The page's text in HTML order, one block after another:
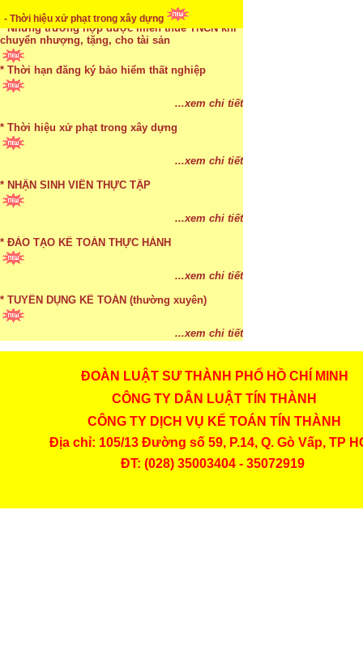
- Thời hiệu xử phạt trong xây dựng
...xem chi tiết
* Những trường hợp được miễn thuế TNCN khi
chuyển nhượng, tặng, cho tài sản
theo pháp luật
...xem chi tiết
* Thời hạn đăng ký bảo hiểm thất nghiệp
* Thời hiệu xử phạt trong xây dựng
* NHẬN SINH VIÊN THỰC TẬP
* ĐÀO TẠO KẾ TOÁN THỰC HÀNH
...xem chi tiết
* TUYỂN DỤNG KẾ TOÁN (thường xuyên)
...xem chi tiết
* Cách chọn màu phù hợp theo phong thuỷ
...xem chi tiết
* Mức phạt khi chậm nộp báo cáo thuế
...xem chi tiết
ĐOÀN LUẬT SƯ THÀNH PHỐ HỒ CHÍ MINH
CÔNG TY DÂN LUẬT TÍN THÀNH
CÔNG TY DỊCH VỤ KẾ TOÁN TÍN THÀNH
Địa chỉ: 105/13 Đường số 59, P.14, Q. Gò Vấp, TP
ĐT: (028) 35003404 - 35072919